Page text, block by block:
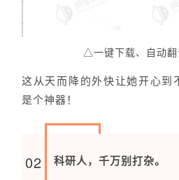
△一键下载、自动
这从天而降的外快让她开心到
是个神器！
02 科研人，千万别打杂。